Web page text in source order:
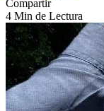
Compartir
4 Min de Lectura